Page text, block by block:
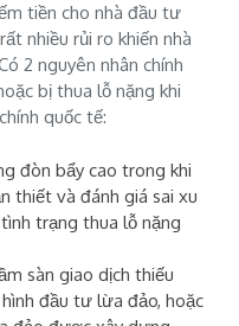
tiền cho nhà đầu tư
nhiều rủi ro khiến nhà
2 nguyên nhân chính
bị thua lỗ nặng khi
quốc tế:
đòn bẩy cao trong khi
thiết và đánh giá sai xu
trạng thua lỗ nặng
sàn giao dịch thiếu
đầu tư lừa đảo, hoặc